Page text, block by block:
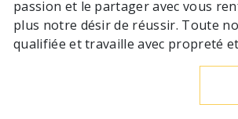
passion et le partager avec vous
plus notre désir de réussir. Toute
qualifiée et travaille avec propreté